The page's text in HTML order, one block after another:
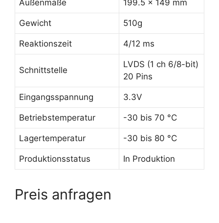
Außenmaße 199.5 x 149 mm
Gewicht 510g
Reaktionszeit 4/12 ms
Schnittstelle
LVDS (1 ch 6/8-bit)
20 Pins
Eingangsspannung 3.3V
Betriebstemperatur -30 bis 70 °C
Lagertemperatur -30 bis 80 °C
Produktionsstatus In Produktion
Preis anfragen